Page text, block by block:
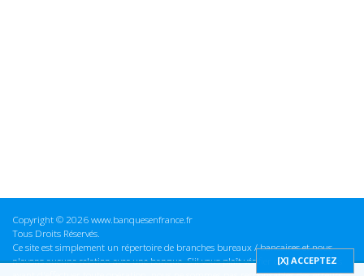
Copyright © 2026 www.banquesenfrance.fr
Tous Droits Réservés.
Ce site est simplement un répertoire de branches bureaux / bancaires et nous
n'avons aucune relation avec une banque. S'il vous plaît vérifier ces informations